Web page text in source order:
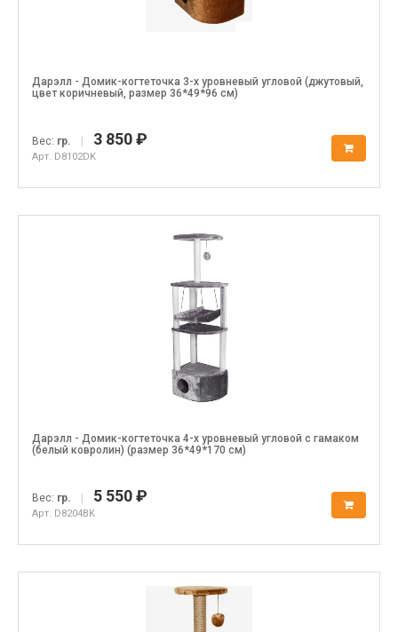
Дарэлл - Домик-когтеточка 3-х уровневый угловой (джутовый,
цвет коричневый, размер 36*49*96 см)
Вес: гр. | 3 850 ₽
Арт. D8102DK
Дарэлл - Домик-когтеточка 4-х уровневый угловой с гамаком
(белый ковролин) (размер 36*49*170 см)
Вес: гр. | 5 550 ₽
Арт. D8204BK